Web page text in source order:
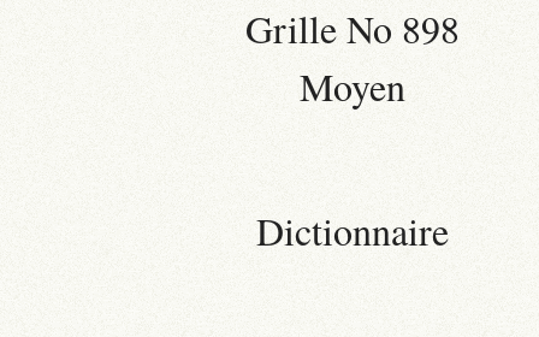
Grille No 898
Moyen
Dictionnaire